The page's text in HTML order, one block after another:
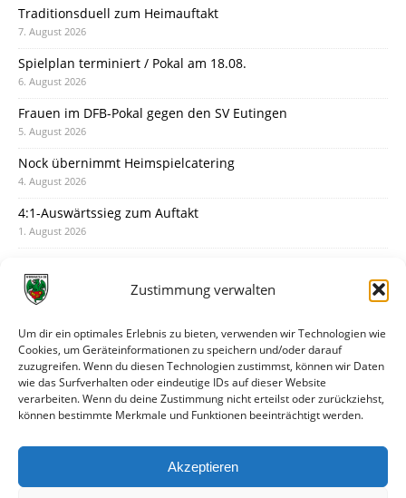
Zustimmung verwalten
Um dir ein optimales Erlebnis zu bieten, verwenden wir Technologien wie
Cookies, um Geräteinformationen zu speichern und/oder darauf
zuzugreifen. Wenn du diesen Technologien zustimmst, können wir Daten
wie das Surfverhalten oder eindeutige IDs auf dieser Website
verarbeiten. Wenn du deine Zustimmung nicht erteilst oder zurückziehst,
können bestimmte Merkmale und Funktionen beeinträchtigt werden.
Akzeptieren
Traditionsduell zum Heimauftakt
7. August 2026
Spielplan terminiert / Pokal am 18.08.
6. August 2026
Frauen im DFB-Pokal gegen den SV Eutingen
5. August 2026
Nock übernimmt Heimspielcatering
4. August 2026
4:1-Auswärtssieg zum Auftakt
1. August 2026
31. Juli 2026
30. Juli 2026
Deine Spielminute: 89+1
28. Juli 2026
Neuer Rückensponsor
Neue Podcast-Folge: So tickt Björn!
27. Juli 2026